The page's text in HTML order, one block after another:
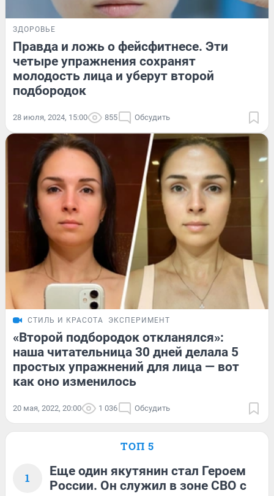
ЗДОРОВЬЕ
Правда и ложь о фейсфитнесе. Эти
четыре упражнения сохранят
молодость лица и уберут второй
подбородок
28 июля, 2024, 15:00 855 Обсудить
СТИЛЬ И КРАСОТА ЭКСПЕРИМЕНТ
«Второй подбородок откланялся»:
наша читательница 30 дней делала 5
простых упражнений для лица — вот
как оно изменилось
20 мая, 2022, 20:00 1 036 Обсудить
ТОП 5
1
Еще один якутянин стал Героем
России. Он служил в зоне СВО с